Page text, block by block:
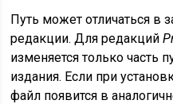
Путь может отличаться в
редакции. Для редакций
изменяется только часть
издания. Если при
файл появится в